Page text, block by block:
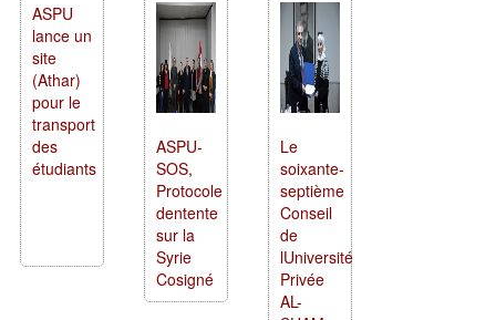
ASPU
lance un
site
(Athar)
pour le
transport
des
étudiants
ASPU-
SOS,
Protocole
dentente
sur la
Syrie
Cosigné
Le
soixante-
septième
Conseil
de
lUniversité
Privée
AL-